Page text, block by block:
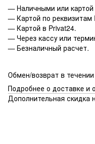
— Наличными или картой
— Картой по реквизитам
— Картой в Privat24.
— Через кассу или
— Безналичный расчет.
Обмен/возврат в
Подробнее о доставке и
Дополнительная скидка